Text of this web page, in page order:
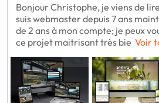
Bonjour Christophe, je viens de
suis webmaster depuis 7 ans
de 2 ans à mon compte; je peux
ce projet maitrisant très bie Voir